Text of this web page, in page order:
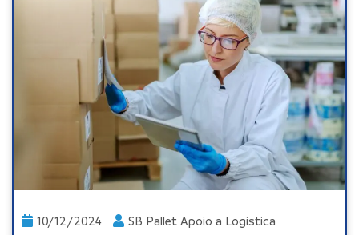
10/12/2024 SB Pallet Apoio a Logistica